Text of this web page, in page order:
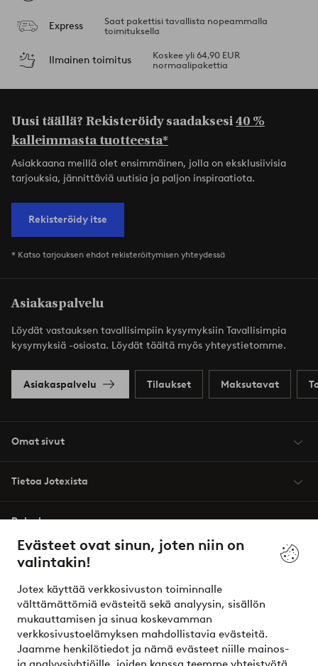
Evästeet ovat sinun, joten niin on
valintakin!
Jotex käyttää verkkosivuston toiminnalle
välttämättömiä evästeitä sekä analyysin, sisällön
mukauttamisen ja sinua koskevamman
verkkosivustoelämyksen mahdollistavia evästeitä.
Jaamme henkilötiedot ja nämä evästeet niille mainos-
Express
Saat pakettisi tavallista nopeammalla
toimituksella
Ilmainen toimitus
Koskee yli 64,90 EUR
normaalipakettia
Uusi täällä? Rekisteröidy saadaksesi40 %
kalleimmasta tuotteesta*
Asiakkaana meillä olet ensimmäinen, jolla on eksklusiivisia
tarjouksia, jännittäviä uutisia ja paljon inspiraatiota.
Rekisteröidy itse
* Katso tarjouksen ehdot rekisteröitymisen yhteydessä
Asiakaspalvelu
Löydät vastauksen tavallisimpiin kysymyksiin Tavallisimpia
kysymyksiä -osiosta. Löydät täältä myös yhteystietomme.
Asiakaspalvelu Tilaukset Maksutavat
Omat sivut
Tietoa Jotexista
Palvelumme
Ehdot
Ystävät
Turvalliset maksut – maksa nyt tai erissä